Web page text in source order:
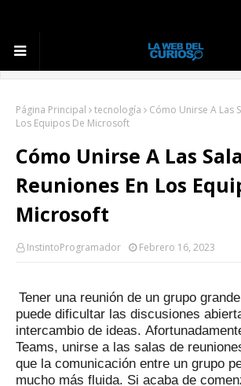
Página Principal tecnología
Cómo Unirse A Las
Los Equipos De Microsoft
Cómo Unirse A Las
Reuniones En Los
Microsoft
InstintoProgramador Febrero 16, 2023
Tener una reunión de un grupo
puede dificultar las discusiones
intercambio de ideas.
Teams, unirse a las salas de
que la comunicación entre un grupo
mucho más fluida. Si acaba de